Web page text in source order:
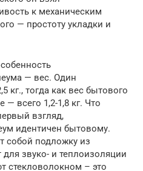
к механическим
— простоту укладки и
— вес. Один
кг., тогда как вес бытового
всего 1,2-1,8 кг. Что
взгляд,
идентичен бытовому.
собой подложку из
звуко- и теплоизоляции
стекловолокном – это